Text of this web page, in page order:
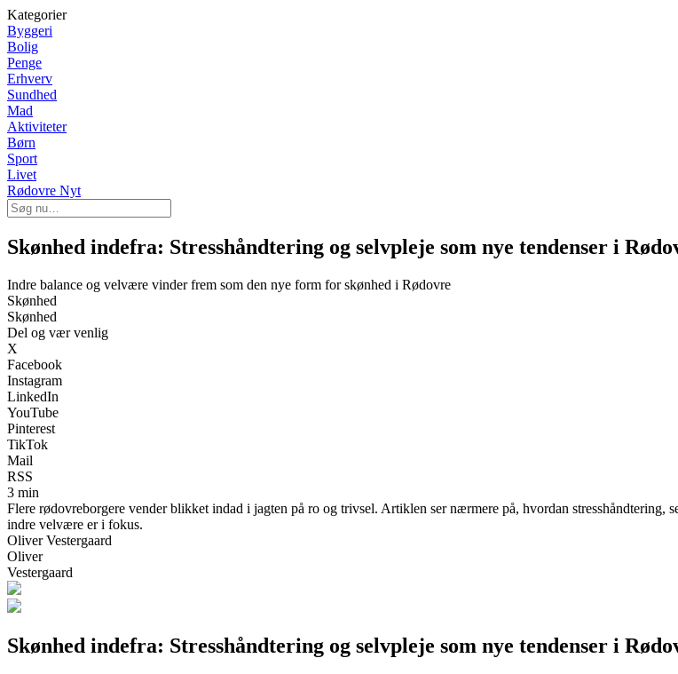
Kategorier
Byggeri
Bolig
Penge
Erhverv
Sundhed
Mad
Aktiviteter
Børn
Sport
Livet
Rødovre Nyt
Skønhed indefra: Stresshåndtering og selvpleje som nye tendenser i
Indre balance og velvære vinder frem som den nye form for skønhed i Rødovre
Skønhed
Skønhed
Del og vær venlig
X
Facebook
Instagram
LinkedIn
YouTube
Pinterest
TikTok
Mail
RSS
3 min
Flere rødovreborgere vender blikket indad i jagten på ro og trivsel. Artiklen ser nærmere på, hvordan
indre velvære er i fokus.
Oliver Vestergaard
Oliver
Vestergaard
Skønhed indefra: Stresshåndtering og selvpleje som nye tendenser i